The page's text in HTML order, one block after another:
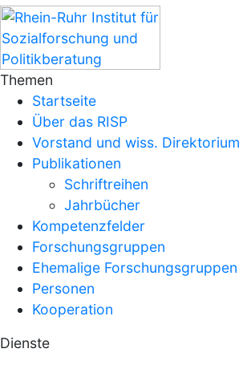
Themen
Startseite
Über das RISP
Vorstand und wiss. Direktorium
Publikationen
Schriftreihen
Jahrbücher
Kompetenzfelder
Forschungsgruppen
Ehemalige Forschungsgruppen
Personen
Kooperation
Dienste